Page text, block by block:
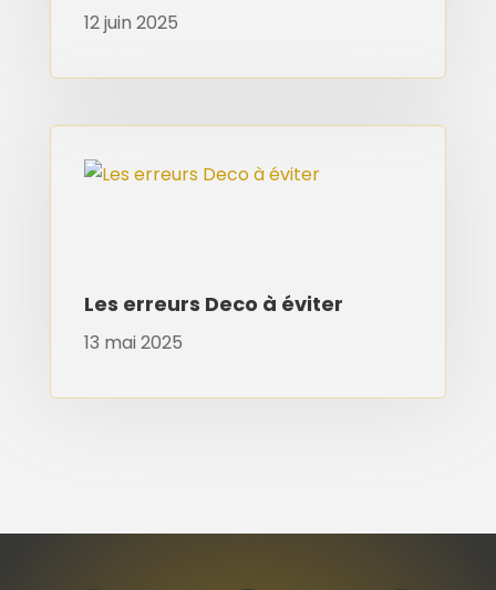
12 juin 2025
Les erreurs Deco à éviter
13 mai 2025